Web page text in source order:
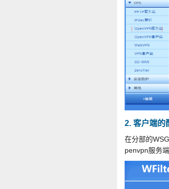
2. 客户端的
在分部的
penvpn服务端